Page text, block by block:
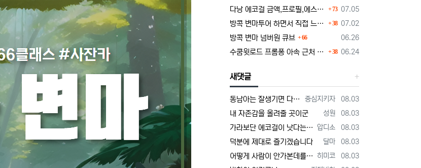
등록일
07.05
다낭 에코걸 금액,프로필,에스코트 비즈니스의 정석
댓글
73
등록일
07.02
방콕 변마투어 하면서 직접 느낀 장단점 및 1인가격 소개
댓글
38
등록일
06.26
방콕 변마 넘버원 큐브 66
등록일
06.24
수쿰윗로드 프롬퐁 아속 근처 변마에대한 정보글
댓글
38
새댓글
등록자
중심지키자 등록일
08.03
동남아는 잘생기면 다해주던데 ㅋ
등록자
성원 등록일
08.03
내 자존감을 올려줄 곳이군
등록자
압디소 등록일
08.03
가라보단 에코걸이 낫다는 주위
등록자
달마 등록일
08.03
덕분에 제대로 즐기겠습니다
등록자
히미코 등록일
08.03
어떻게 사람이 안가본데를 평가할까 저는 가볼게요